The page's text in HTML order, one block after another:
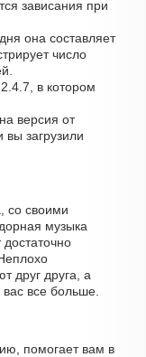
зависания при
она составляет
число
в котором
версия от
вы загрузили
со своими
музыка
друг друга, а
все больше.
помогает вам в